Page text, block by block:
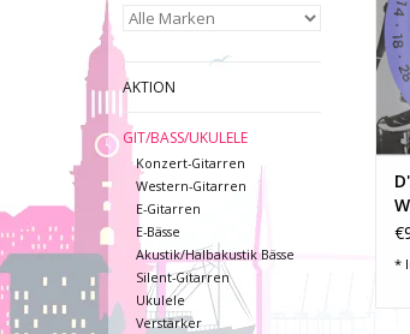
AKTION
GIT/BASS/UKULELE
Konzert-Gitarren
Western-Gitarren
E-Gitarren
E-Bässe
Akustik/Halbakustik Bässe
Silent-Gitarren
Ukulele
Verstärker
*